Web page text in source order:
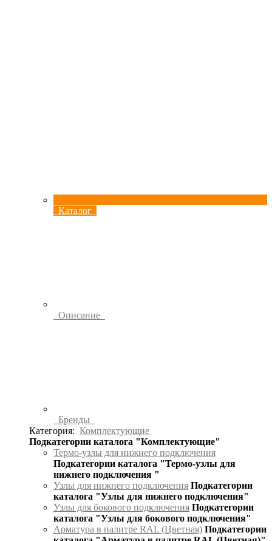
Каталог
Описание
Бренды
Категория: Комплектующие
Подкатегории каталога "Комплектующие"
Термо-узлы для нижнего подключения
Подкатегории каталога "Термо-узлы для
нижнего подключения "
Узлы для нижнего подключения Подкатегории
каталога "Узлы для нижнего подключения"
Узлы для бокового подключения Подкатегории
каталога "Узлы для бокового подключения"
Арматура в палитре RAL (Цветная) Подкатегории